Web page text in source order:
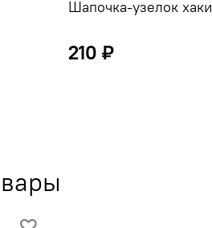
Шапочка-узелок хаки
210 ₽